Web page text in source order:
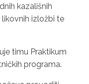
kazališnih
izložbi te
timu Praktikum
programa.